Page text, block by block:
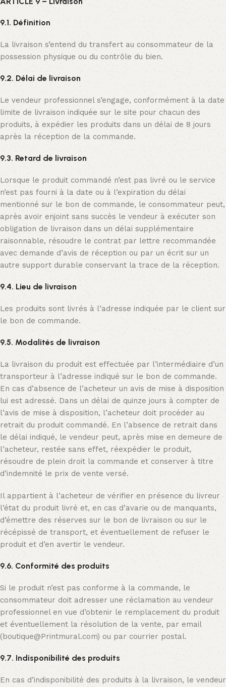
9.1. Définition
La livraison s’entend du transfert au consommateur de la
possession physique ou du contrôle du bien.
9.2. Délai de livraison
Le vendeur professionnel s’engage, conformément à la date
limite de livraison indiquée sur le site pour chacun des
produits, à expédier les produits dans un délai de 8 jours
après la réception de la commande.
9.3. Retard de livraison
Lorsque le produit commandé n’est pas livré ou le service
n’est pas fourni à la date ou à l’expiration du délai
mentionné sur le bon de commande, le consommateur peut,
après avoir enjoint sans succès le vendeur à exécuter son
obligation de livraison dans un délai supplémentaire
raisonnable, résoudre le contrat par lettre recommandée
avec demande d’avis de réception ou par un écrit sur un
autre support durable conservant la trace de la réception.
9.4. Lieu de livraison
Les produits sont livrés à l’adresse indiquée par le client sur
le bon de commande.
9.5. Modalités de livraison
La livraison du produit est effectuée par l’intermédiaire d’un
transporteur à l’adresse indiqué sur le bon de commande.
En cas d’absence de l’acheteur un avis de mise à disposition
lui est adressé. Dans un délai de quinze jours à compter de
l’avis de mise à disposition, l’acheteur doit procéder au
retrait du produit commandé. En l’absence de retrait dans
le délai indiqué, le vendeur peut, après mise en demeure de
l’acheteur, restée sans effet, réexpédier le produit,
résoudre de plein droit la commande et conserver à titre
d’indemnité le prix de vente versé.
Il appartient à l’acheteur de vérifier en présence du livreur
l’état du produit livré et, en cas d’avarie ou de manquants,
d’émettre des réserves sur le bon de livraison ou sur le
récépissé de transport, et éventuellement de refuser le
produit et d’en avertir le vendeur.
9.6. Conformité des produits
Si le produit n’est pas conforme à la commande, le
consommateur doit adresser une réclamation au vendeur
professionnel en vue d’obtenir le remplacement du produit
et éventuellement la résolution de la vente, par email
(boutique@Printmural.com) ou par courrier postal.
9.7. Indisponibilité des produits
En cas d’indisponibilité des produits à la livraison, le vendeur